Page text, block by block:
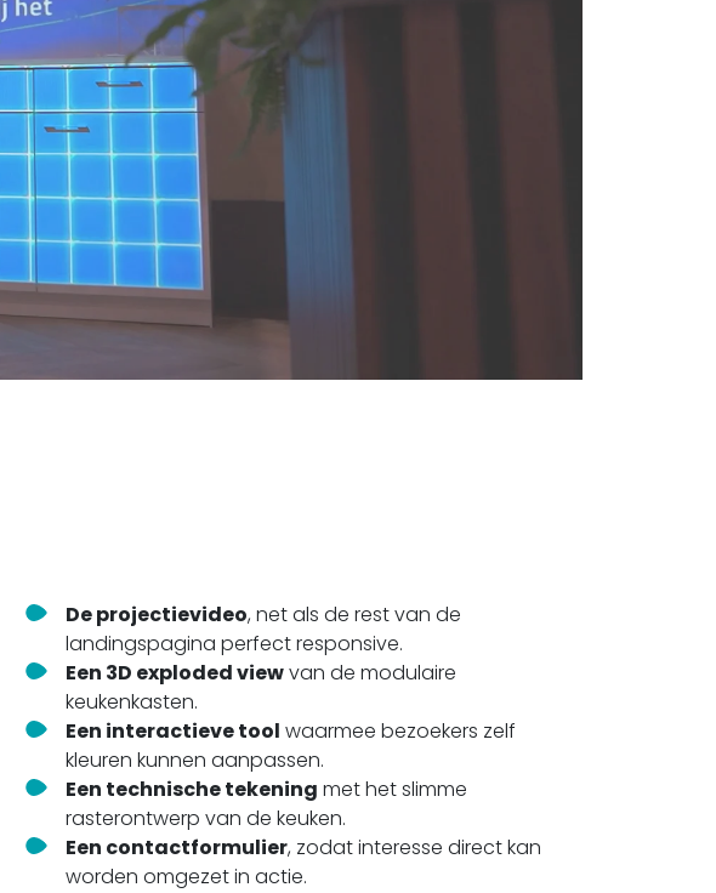
De projectievideo, net als de rest van de
landingspagina perfect responsive.
Een 3D exploded viewvan de modulaire
keukenkasten.
Een interactieve tool waarmee bezoekers zelf
kleuren kunnen aanpassen.
Een technische tekening met het slimme
rasterontwerp van de keuken.
Een contactformulier, zodat interesse direct kan
worden omgezet in actie.